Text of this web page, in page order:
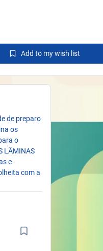
Add to my wish list
de preparo
os
o
LÂMINAS
e
com a